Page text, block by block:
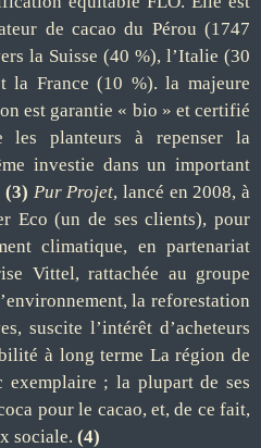
de cacao du Pérou (1747
la Suisse (40 %), l’Italie (30
la France (10 %). la majeure
est garantie « bio » et certifié
les planteurs à repenser la
investie dans un important
(3) Pur Projet, lancé en 2008, à
Eco (un de ses clients), pour
climatique, en partenariat
Vittel, rattachée au groupe
’environnement, la reforestation
suscite l’intérêt d’acheteurs
à long terme La région de
exemplaire ; la plupart de ses
pour le cacao, et, de ce fait,
sociale. (4)